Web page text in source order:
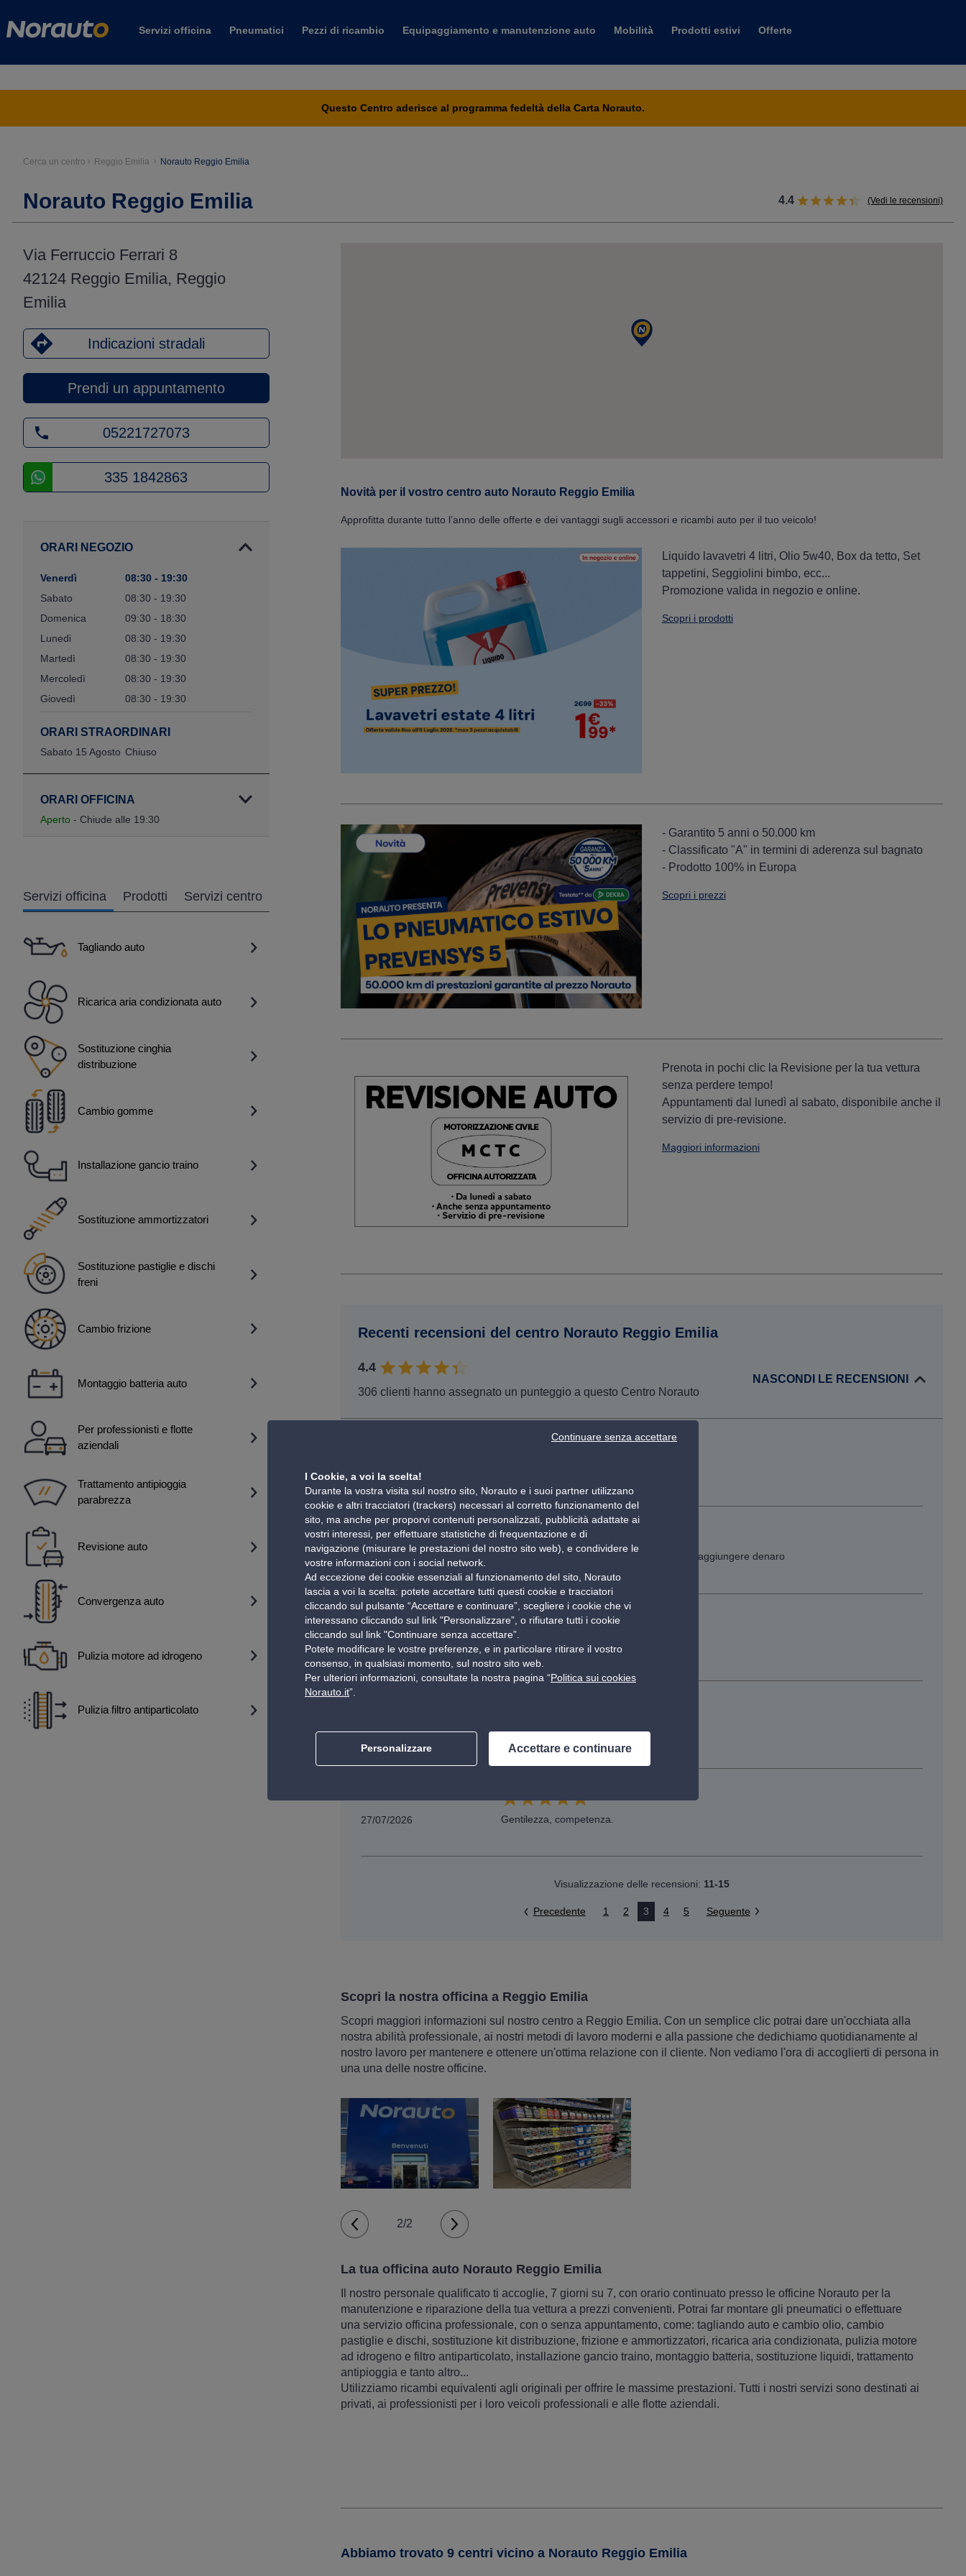
Servizi officina Pneumatici Pezzi di ricambio Equipaggiamento e manutenzione auto Mobilità Prodotti estivi Offerte
Questo Centro aderisce al programma fedeltà della Carta Norauto.
Cerca un centro Reggio Emilia Norauto Reggio Emilia
Norauto Reggio Emilia 4.4 (Vedi le recensioni)
Via Ferruccio Ferrari 8
42124 Reggio Emilia, Reggio
Emilia
Indicazioni stradali
Prendi un appuntamento
05221727073
335 1842863
ORARI NEGOZIO
Venerdì
08:30 - 19:30
Sabato
08:30 - 19:30
Domenica
09:30 - 18:30
Lunedi
08:30 - 19:30
Martedì
08:30 - 19:30
Mercoledì
08:30 - 19:30
Giovedì
08:30 - 19:30
ORARI STRAORDINARI
Sabato 15 Agosto Chiuso
ORARI OFFICINA
Aperto - Chiude alle 19:30
Servizi officina Prodotti Servizi centro
Tagliando auto
Ricarica aria condizionata auto
Sostituzione cinghia
distribuzione
Cambio gomme
Installazione gancio traino
Sostituzione ammortizzatori
Sostituzione pastiglie e dischi
freni
Cambio frizione
Montaggio batteria auto
Per professionisti e flotte
aziendali
Trattamento antipioggia
parabrezza
Revisione auto
Convergenza auto
Pulizia motore ad idrogeno
Pulizia filtro antiparticolato
Novità per il vostro centro auto Norauto Reggio Emilia
Approfitta durante tutto l’anno delle offerte e dei vantaggi sugli accessori e ricambi auto per il tuo veicolo!
Liquido lavavetri 4 litri, Olio 5w40, Box da tetto, Set
tappetini, Seggiolini bimbo, ecc...
Promozione valida in negozio e online.
Scopri i prodotti
- Garantito 5 anni o 50.000 km
- Classificato "A" in termini di aderenza sul bagnato
- Prodotto 100% in Europa
Scopri i prezzi
Prenota in pochi clic la Revisione per la tua vettura
senza perdere tempo!
Appuntamenti dal lunedì al sabato, disponibile anche il
servizio di pre-revisione.
Maggiori informazioni
Recenti recensioni del centro Norauto Reggio Emilia
4.4
306 clienti hanno assegnato un punteggio a questo Centro Norauto
NASCONDI LE RECENSIONI
29/07/2026
Client Vérifié
29/07/2026 rispetto al preventivo ho comunque dovuto aggiungere denaro
Client Vérifié
28/07/2026
28/07/2026
27/07/2026 Gentilezza, competenza.
Visualizzazione delle recensioni: 11-15
Precedente 1 2 3 4 5 Seguente
Scopri la nostra officina a Reggio Emilia
Scopri maggiori informazioni sul nostro centro a Reggio Emilia. Con un semplice clic potrai dare un'occhiata alla
nostra abilità professionale, ai nostri metodi di lavoro moderni e alla passione che dedichiamo quotidianamente al
nostro lavoro per mantenere e ottenere un'ottima relazione con il cliente. Non vediamo l'ora di accoglierti di persona in
una una delle nostre officine.
2/2
La tua officina auto Norauto Reggio Emilia
Il nostro personale qualificato ti accoglie, 7 giorni su 7, con orario continuato presso le officine Norauto per la
manutenzione e riparazione della tua vettura a prezzi convenienti. Potrai far montare gli pneumatici o effettuare
una servizio officina professionale, con o senza appuntamento, come: tagliando auto e cambio olio, cambio
pastiglie e dischi, sostituzione kit distribuzione, frizione e ammortizzatori, ricarica aria condizionata, pulizia motore
ad idrogeno e filtro antiparticolato, installazione gancio traino, montaggio batteria, sostituzione liquidi, trattamento
antipioggia e tanto altro...
Utilizziamo ricambi equivalenti agli originali per offrire le massime prestazioni. Tutti i nostri servizi sono destinati ai
privati, ai professionisti per i loro veicoli professionali e alle flotte aziendali.
Abbiamo trovato 9 centri vicino a Norauto Reggio Emilia
I Cookie, a voi la scelta!
Durante la vostra visita sul nostro sito, Norauto e i suoi partner utilizzano
cookie e altri tracciatori (trackers) necessari al corretto funzionamento del
sito, ma anche per proporvi contenuti personalizzati, pubblicità adattate ai
vostri interessi, per effettuare statistiche di frequentazione e di
navigazione (misurare le prestazioni del nostro sito web), e condividere le
vostre informazioni con i social network.
Ad eccezione dei cookie essenziali al funzionamento del sito, Norauto
lascia a voi la scelta: potete accettare tutti questi cookie e tracciatori
cliccando sul pulsante “Accettare e continuare”, scegliere i cookie che vi
interessano cliccando sul link "Personalizzare”, o rifiutare tutti i cookie
cliccando sul link "Continuare senza accettare”.
Potete modificare le vostre preferenze, e in particolare ritirare il vostro
consenso, in qualsiasi momento, sul nostro sito web.
Per ulteriori informazioni, consultate la nostra pagina “Politica sui cookies
Norauto.it”.
Personalizzare
Continuare senza accettare
Accettare e continuare